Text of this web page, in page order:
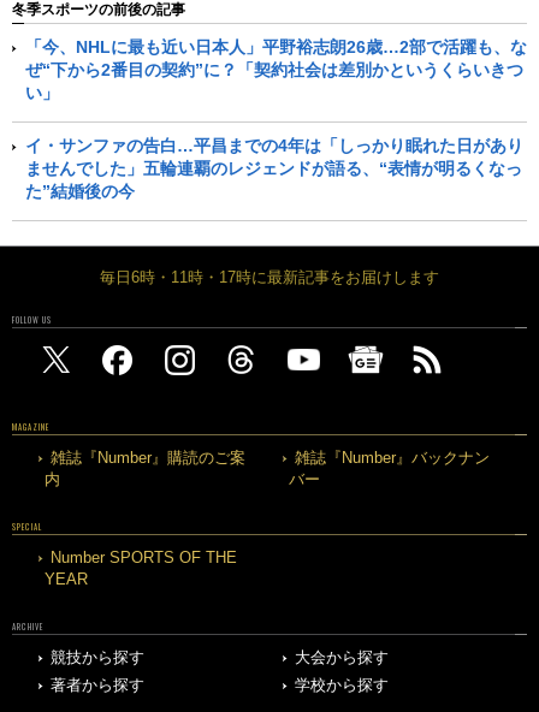
冬季スポーツの前後の記事
「今、NHLに最も近い日本人」平野裕志朗26歳…2部で活躍も、な
ぜ“下から2番目の契約”に？「契約社会は差別かというくらいきつ
い」
イ・サンファの告白…平昌までの4年は「しっかり眠れた日があり
ませんでした」五輪連覇のレジェンドが語る、“表情が明るくなっ
た”結婚後の今
毎日6時・11時・17時に最新記事をお届けします
FOLLOW US
MAGAZINE
雑誌『Number』購読のご案
内
雑誌『Number』バックナン
バー
SPECIAL
Number SPORTS OF THE
YEAR
ARCHIVE
競技から探す
大会から探す
著者から探す
学校から探す